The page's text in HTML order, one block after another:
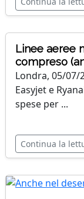
Linee aeree
compreso
Londra, 05/07/
Easyjet e
spese per ...
Continua la